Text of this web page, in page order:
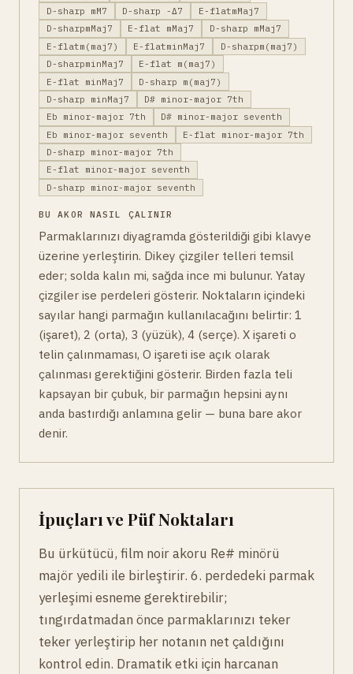
D-sharp mM7
D-sharp -Δ7
E-flatmMaj7
D-sharpmMaj7
E-flat mMaj7
D-sharp mMaj7
E-flatm(maj7)
E-flatminMaj7
D-sharpm(maj7)
D-sharpminMaj7
E-flat m(maj7)
E-flat minMaj7
D-sharp m(maj7)
D-sharp minMaj7
D# minor-major 7th
Eb minor-major 7th
D# minor-major seventh
Eb minor-major seventh
E-flat minor-major 7th
D-sharp minor-major 7th
E-flat minor-major seventh
D-sharp minor-major seventh
BU AKOR NASIL ÇALINIR
Parmaklarınızı diyagramda gösterildiği gibi klavye
üzerine yerleştirin. Dikey çizgiler telleri temsil
eder; solda kalın mi, sağda ince mi bulunur. Yatay
çizgiler ise perdeleri gösterir. Noktaların içindeki
sayılar hangi parmağın kullanılacağını belirtir: 1
(işaret), 2 (orta), 3 (yüzük), 4 (serçe). X işareti o
telin çalınmaması, O işareti ise açık olarak
çalınması gerektiğini gösterir. Birden fazla teli
kapsayan bir çubuk, bir parmağın hepsini aynı
anda bastırdığı anlamına gelir — buna bare akor
denir.
İpuçları ve Püf Noktaları
Bu ürkütücü, film noir akoru Re# minörü
majör yedili ile birleştirir. 6. perdedeki parmak
yerleşimi esneme gerektirebilir;
tıngırdatmadan önce parmaklarınızı teker
teker yerleştirip her notanın net çaldığını
kontrol edin. Dramatik etki için harcanan